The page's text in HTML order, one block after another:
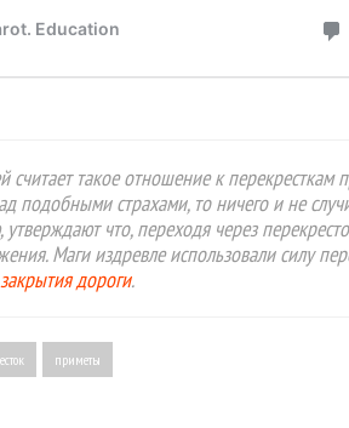
считает такое отношение к перекресткам
подобными страхами, то ничего и не
утверждают что, переходя через
Маги издревле использовали силу
дороги.
приметы